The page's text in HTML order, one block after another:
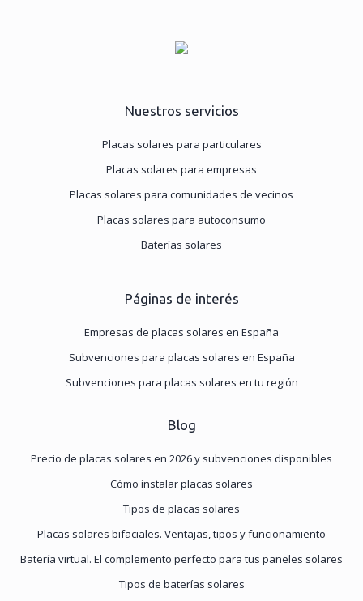
Nuestros servicios
Placas solares para particulares
Placas solares para empresas
Placas solares para comunidades de vecinos
Placas solares para autoconsumo
Baterías solares
Páginas de interés
Empresas de placas solares en España
Subvenciones para placas solares en España
Subvenciones para placas solares en tu región
Blog
Precio de placas solares en 2026 y subvenciones disponibles
Cómo instalar placas solares
Tipos de placas solares
Placas solares bifaciales. Ventajas, tipos y funcionamiento
Batería virtual. El complemento perfecto para tus paneles solares
Tipos de baterías solares